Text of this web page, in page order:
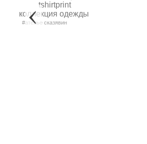
tshirtprint
коллекция одежды
#ателье сказявин